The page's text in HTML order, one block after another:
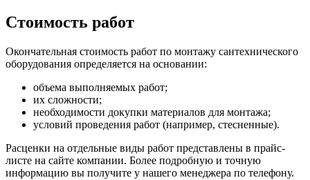
Стоимость работ
Окончательная стоимость работ по монтажу сантехнического
оборудования определяется на основании:
объема выполняемых работ;
их сложности;
необходимости докупки материалов для монтажа;
условий проведения работ (например, стесненные).
Расценки на отдельные виды работ представлены в прайс-
листе на сайте компании. Более подробную и точную
информацию вы получите у нашего менеджера по телефону.